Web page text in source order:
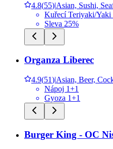
4.8(55)|Asian, Sushi,
Kuřecí Teriyaki/Yaki
Sleva 25%
Organza Liberec
4.9(51)|Asian, Beer,
Nápoj 1+1
Gyoza 1+1
Burger King - OC